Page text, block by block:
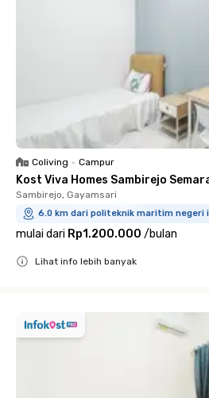
Coliving • Campur
Kost Viva Homes Sambirejo
Sambirejo, Gayamsari
6.0 km dari politeknik maritim negeri
mulai dari Rp1.200.000 /bulan
Lihat info lebih banyak